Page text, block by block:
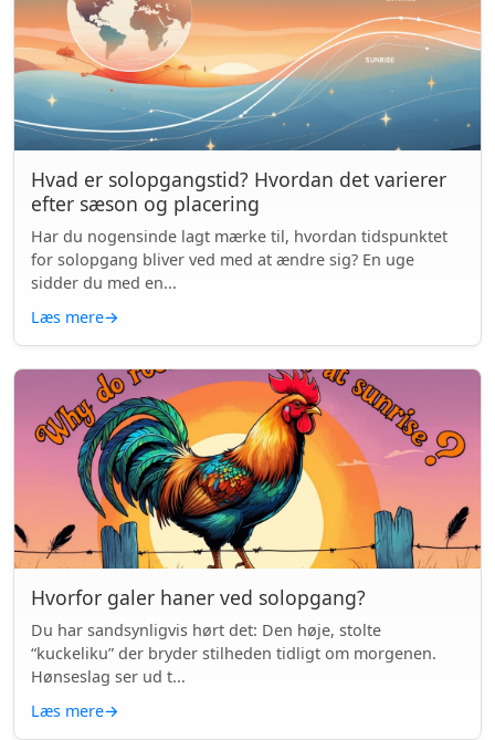
Hvad er solopgangstid? Hvordan det varierer
efter sæson og placering
Har du nogensinde lagt mærke til, hvordan tidspunktet
for solopgang bliver ved med at ændre sig? En uge
sidder du med en...
Læs mere→
Hvorfor galer haner ved solopgang?
Du har sandsynligvis hørt det: Den høje, stolte
“kuckeliku” der bryder stilheden tidligt om morgenen.
Hønseslag ser ud t...
Læs mere→